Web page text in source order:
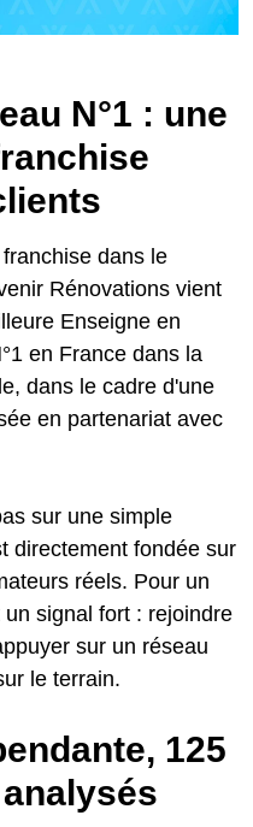
N°1 : une
dans le
Rénovations vient
Enseigne en
en France dans la
dans le cadre d'une
en partenariat avec
sur une simple
directement fondée sur
réels. Pour un
signal fort : rejoindre
sur un réseau
le terrain.
125